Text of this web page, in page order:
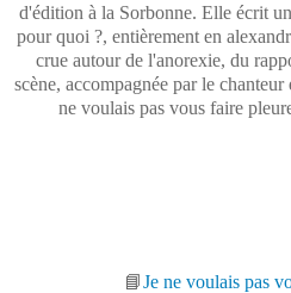
d'édition à la Sorbonne. Elle écrit
pour quoi ?, entièrement en
crue autour de l'anorexie, du
scène, accompagnée par le
ne voulais pas vous faire
📘Je ne voulais pas